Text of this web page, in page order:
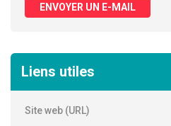
ENVOYER UN E-MAIL
Liens utiles
Site web (URL)